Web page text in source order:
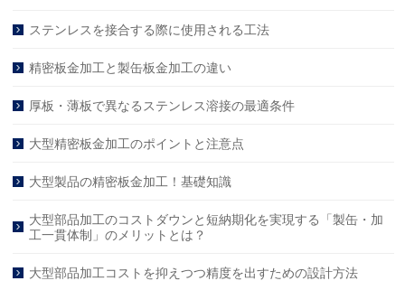
ステンレスを接合する際に使用される工法
精密板金加工と製缶板金加工の違い
厚板・薄板で異なるステンレス溶接の最適条件
大型精密板金加工のポイントと注意点
大型製品の精密板金加工！基礎知識
大型部品加工のコストダウンと短納期化を実現する「製缶・加
工一貫体制」のメリットとは？
大型部品加工コストを抑えつつ精度を出すための設計方法